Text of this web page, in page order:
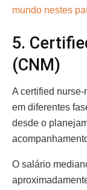
mundo nestes
5.
(CNM)
A certified
em diferentes
desde o
O salário